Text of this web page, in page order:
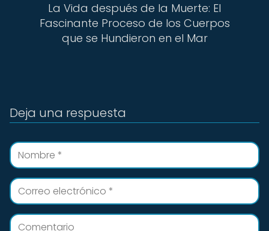
La Vida después de la Muerte: El
Fascinante Proceso de los Cuerpos
que se Hundieron en el Mar
Deja una respuesta